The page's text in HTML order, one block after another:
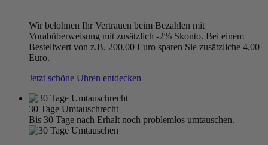
Wir belohnen Ihr Vertrauen beim Bezahlen mit
Vorabüberweisung mit zusätzlich -2% Skonto. Bei einem
Bestellwert von z.B. 200,00 Euro sparen Sie zusätzliche 4,00
Euro.
Jetzt schöne Uhren entdecken
30 Tage Umtauschrecht
Bis 30 Tage nach Erhalt noch problemlos umtauschen.